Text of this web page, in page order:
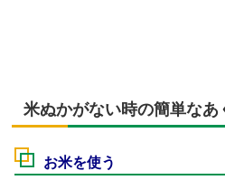
米ぬかがない時の簡単なあ
お米を使う